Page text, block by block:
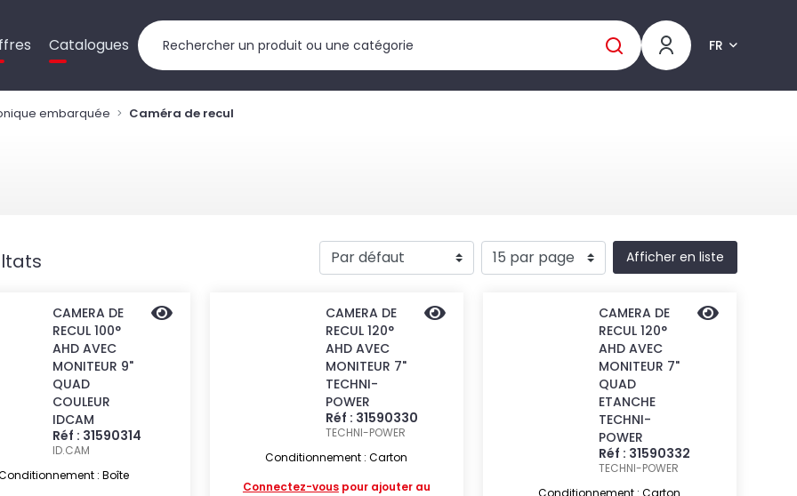
Catalogues FR
embarquée Caméra de recul
Afficher en liste
CAMERA DE
RECUL 100°
AHD AVEC
MONITEUR 9"
QUAD
COULEUR
IDCAM
Réf : 31590314
ID.CAM
: Boîte
CAMERA DE
RECUL 120°
AHD AVEC
MONITEUR 7"
TECHNI-
POWER
Réf : 31590330
TECHNI-POWER
Conditionnement : Carton
Connectez-vouspour ajouter au
CAMERA DE
RECUL 120°
AHD AVEC
MONITEUR 7"
QUAD
ETANCHE
TECHNI-
POWER
Réf : 31590332
TECHNI-POWER
Conditionnement : Carton